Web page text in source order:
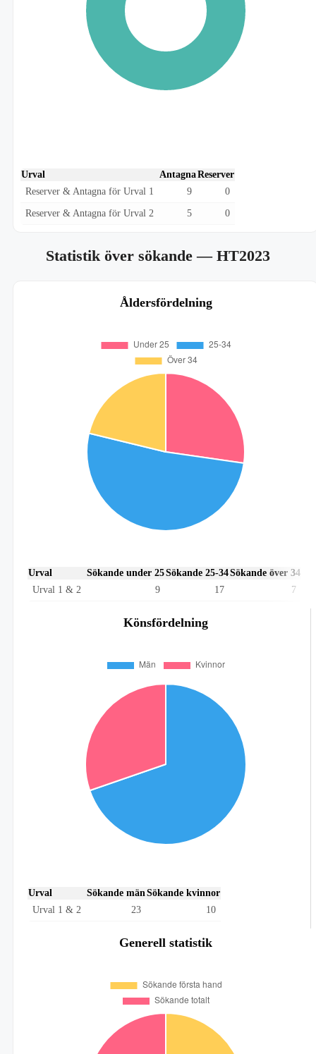
Urval AntagnaReserver
Reserver & Antagna för Urval 1
9 0
Reserver & Antagna för Urval 2 5 0
Statistik över sökande— HT2023
Åldersfördelning
Urval Sökande under 25Sökande 25-34Sökande över 34
Urval 1 & 2
9 17 7
Könsfördelning
Urval Sökande män Sökande kvinnor
Urval 1 & 2
23 10
Generell statistik